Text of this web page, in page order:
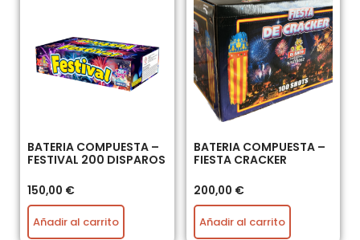
BATERIA COMPUESTA –
FESTIVAL 200 DISPAROS
150,00 €
Añadir al carrito
BATERIA COMPUESTA –
FIESTA CRACKER
200,00 €
Añadir al carrito